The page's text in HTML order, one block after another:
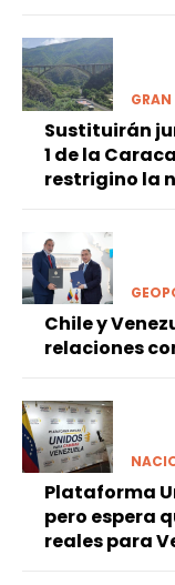
Sustituirán
1 de la
restrigino la
Chile y
relaciones
Plataforma
pero espera
reales para